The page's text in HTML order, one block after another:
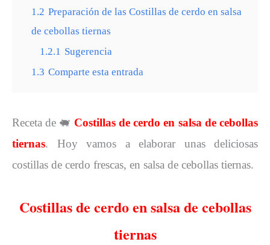
1.2 Preparación de las Costillas de cerdo en salsa
de cebollas tiernas
1.2.1 Sugerencia
1.3 Comparte esta entrada
Receta de 🐖 Costillas de cerdo en salsa de cebollas
tiernas. Hoy vamos a elaborar unas deliciosas
costillas de cerdo frescas, en salsa de cebollas tiernas.
Costillas de cerdo en salsa de cebollas
tiernas